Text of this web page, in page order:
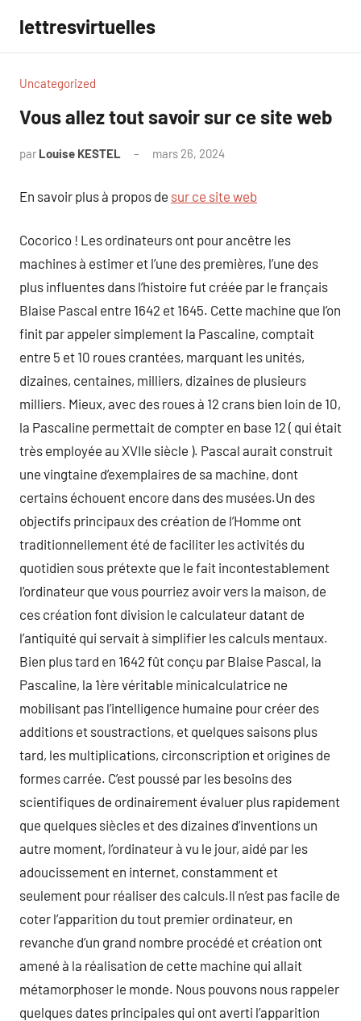
contenu
lettresvirtuelles
Uncategorized
Vous allez tout savoir sur ce site web
par Louise KESTEL mars 26, 2024
En savoir plus à propos de sur ce site web
Cocorico ! Les ordinateurs ont pour ancêtre les
machines à estimer et l’une des premières, l’une des
plus influentes dans l’histoire fut créée par le français
Blaise Pascal entre 1642 et 1645. Cette machine que l’on
finit par appeler simplement la Pascaline, comptait
entre 5 et 10 roues crantées, marquant les unités,
dizaines, centaines, milliers, dizaines de plusieurs
milliers. Mieux, avec des roues à 12 crans bien loin de 10,
la Pascaline permettait de compter en base 12 ( qui était
très employée au XVIIe siècle ). Pascal aurait construit
une vingtaine d’exemplaires de sa machine, dont
certains échouent encore dans des musées.Un des
objectifs principaux des création de l’Homme ont
traditionnellement été de faciliter les activités du
quotidien sous prétexte que le fait incontestablement
l’ordinateur que vous pourriez avoir vers la maison, de
ces création font division le calculateur datant de
l’antiquité qui servait à simplifier les calculs mentaux.
Bien plus tard en 1642 fût conçu par Blaise Pascal, la
Pascaline, la 1ère véritable minicalculatrice ne
mobilisant pas l’intelligence humaine pour créer des
additions et soustractions, et quelques saisons plus
tard, les multiplications, circonscription et origines de
formes carrée. C’est poussé par les besoins des
scientifiques de ordinairement évaluer plus rapidement
que quelques siècles et des dizaines d’inventions un
autre moment, l’ordinateur à vu le jour, aidé par les
adoucissement en internet, constamment et
seulement pour réaliser des calculs.Il n’est pas facile de
coter l’apparition du tout premier ordinateur, en
revanche d’un grand nombre procédé et création ont
amené à la réalisation de cette machine qui allait
métamorphoser le monde. Nous pouvons nous rappeler
quelques dates principales qui ont averti l’apparition